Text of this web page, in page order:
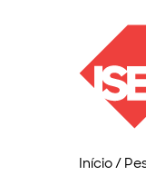
Início/